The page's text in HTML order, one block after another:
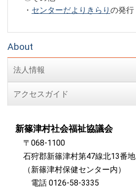
・ センターだよりきらり の発行
About
法人情報
アクセスガイド
新篠津村社会福祉協議会
〒068-1100
石狩郡新篠津村第47線北13番地
（新篠津村保健センター内）
電話 0126-58-3335